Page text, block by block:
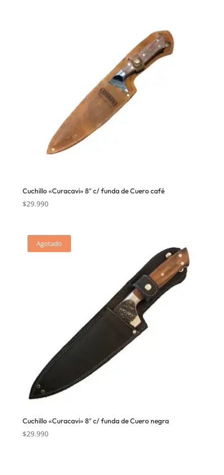
Cuchillo «Curacavi» 8″ c/ funda de Cuero café
$29.990
Agotado
Cuchillo «Curacavi» 8″ c/ funda de Cuero negra
$29.990